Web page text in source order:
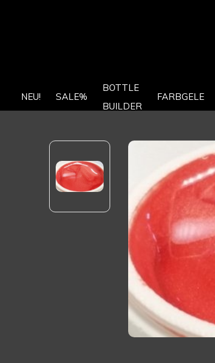
NEU! SALE%
BOTTLE
BUILDER
FARBGELE